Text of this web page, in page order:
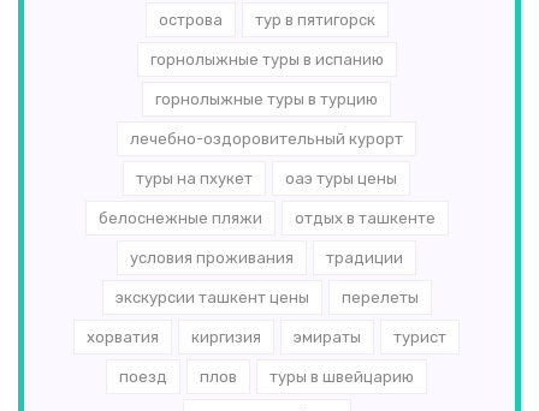
острова тур в пятигорск
горнолыжные туры в испанию
горнолыжные туры в турцию
лечебно-оздоровительный курорт
туры на пхукет оаэ туры цены
белоснежные пляжи отдых в ташкенте
условия проживания традиции
экскурсии ташкент цены перелеты
хорватия киргизия эмираты турист
поезд плов туры в швейцарию